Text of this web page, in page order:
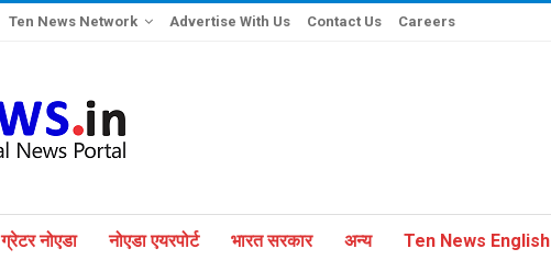
Ten News Network Advertise With Us Contact Us Careers
ग्रेटर नोएडा नोएडा एयरपोर्ट भारत सरकार अन्य Ten News English